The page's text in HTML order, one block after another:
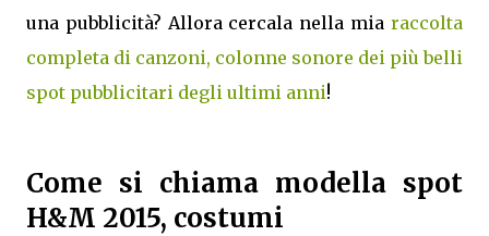
una pubblicità? Allora cercala nella mia raccolta
completa di canzoni, colonne sonore dei più belli
spot pubblicitari degli ultimi anni!
Come si chiama modella spot
H&M 2015, costumi